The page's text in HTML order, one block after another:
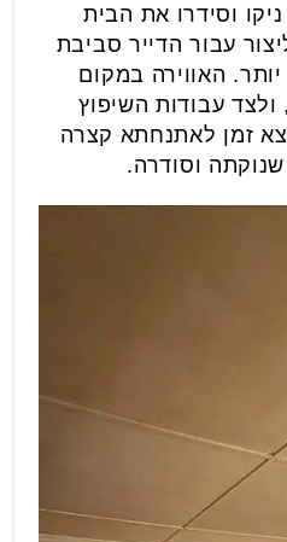
וסידרו את הבית
עבור הדייר סביבת
האווירה במקום
עבודות השיפוץ
זמן לאתנחתא קצרה
וסודרה.